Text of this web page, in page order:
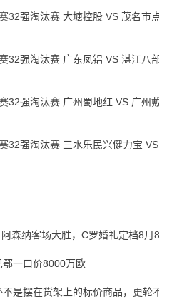
32强淘汰赛 大塘控股 VS 茂名市点都
32强淘汰赛 广东凤铝 VS 湛江八部科
32强淘汰赛 广州蜀地红 VS 广州戴拿
32强淘汰赛 三水乐民兴健力宝 VS 中
森纳客场大胜，C罗婚礼定档8月8日
一口价8000万欧
是摆在货架上的标价商品，更轮不到